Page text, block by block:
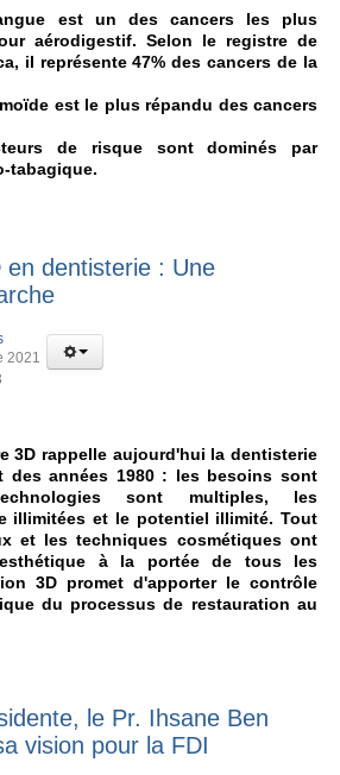
est un des cancers les plus
aérodigestif. Selon le registre de
il représente 47% des cancers de la
est le plus répandu des cancers
de risque sont dominés par
tabagique.
en dentisterie : Une
2021
3D rappelle aujourd'hui la dentisterie
des années 1980 : les besoins sont
sont multiples, les
illimitées et le potentiel illimité. Tout
et les techniques cosmétiques ont
à la portée de tous les
3D promet d'apporter le contrôle
du processus de restauration au
le Pr. Ihsane Ben
vision pour la FDI